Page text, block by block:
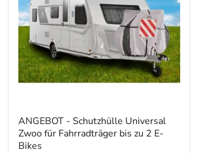
ANGEBOT - Schutzhülle Universal
Zwoo für Fahrradträger bis zu 2 E-
Bikes